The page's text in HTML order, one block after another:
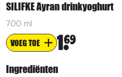
SILIFKE Ayran drinkyoghurt
700 ml
VOEG TOE 1 69
Ingrediënten